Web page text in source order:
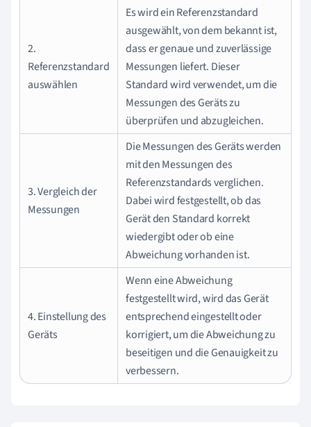
2.
Referenzstandard
auswählen
Es wird ein Referenzstandard
ausgewählt, von dem bekannt ist,
dass er genaue und zuverlässige
Messungen liefert. Dieser
Standard wird verwendet, um die
Messungen des Geräts zu
überprüfen und abzugleichen.
3. Vergleich der
Messungen
Die Messungen des Geräts werden
mit den Messungen des
Referenzstandards verglichen.
Dabei wird festgestellt, ob das
Gerät den Standard korrekt
wiedergibt oder ob eine
Abweichung vorhanden ist.
4. Einstellung des
Geräts
Wenn eine Abweichung
festgestellt wird, wird das Gerät
entsprechend eingestellt oder
korrigiert, um die Abweichung zu
beseitigen und die Genauigkeit zu
verbessern.